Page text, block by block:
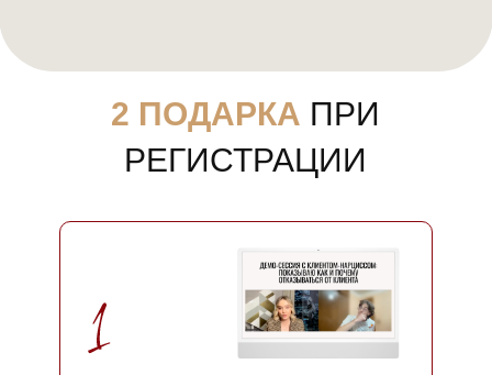
2 ПОДАРКА ПРИ
РЕГИСТРАЦИИ